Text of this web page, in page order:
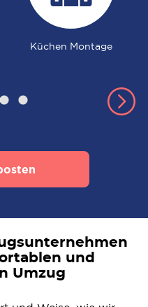
Küchen Montage
und
Umzug